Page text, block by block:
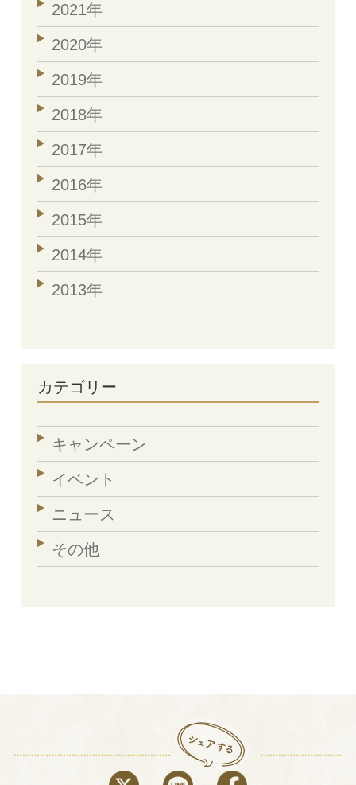
2021年
2020年
2019年
2018年
2017年
2016年
2015年
2014年
2013年
カテゴリー
キャンペーン
イベント
ニュース
その他